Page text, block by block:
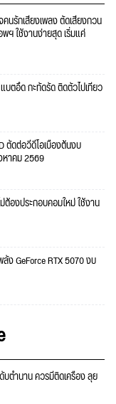
นรักเสียงเพลง ตัดเสียงกวน
ฯ ใช้งานง่ายสุด เริ่มแค่
ตอึด กะทัดรัด ติดตัวไปเที่ยว
ตัดต่อวีดีโอเบื้องต้นงบ
หาคม 2569
องประกอบคอมใหม่ ใช้งาน
ง GeForce RTX 5070 งบ
บตำนาน ควรมีติดเครื่อง ลุย